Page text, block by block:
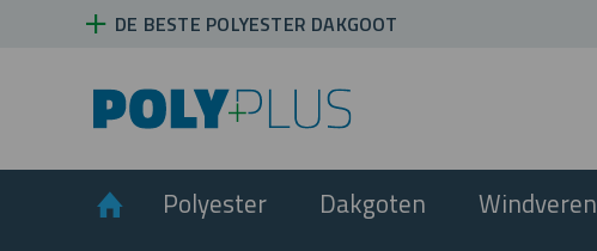
DE BESTE POLYESTER DAKGOOT
Home
Polyester Dakgoten Windveren